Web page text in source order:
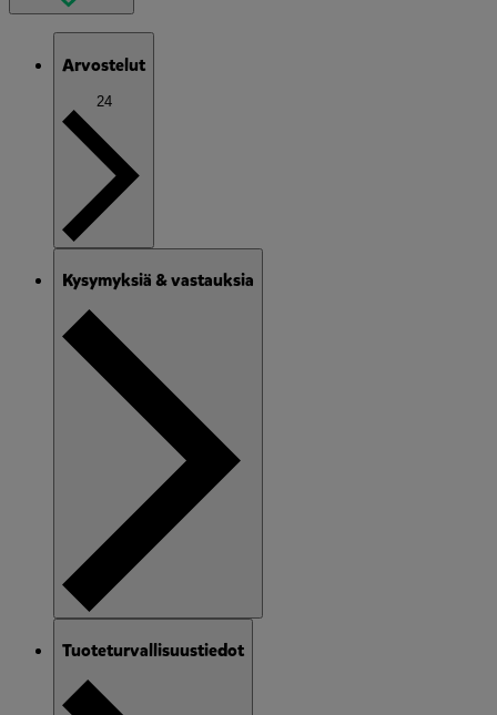
Arvostelut
24
Kysymyksiä & vastauksia
Tuoteturvallisuustiedot